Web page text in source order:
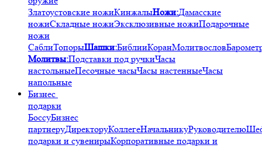
Златоустовские ножиКинжалыНожи:Дамасские
ножиСкладные ножиЭксклюзивные ножиПодарочные
ножи
СаблиТопорыШашки:БиблииКоранМолитвослов
Молитвы:Подставки под ручкиЧасы
настольныеПесочные часыЧасы настенныеЧасы
напольные
Бизнес
подарки
БоссуБизнес
партнеруДиректоруКоллегеНачальникуРуководителю
подарки и сувенирыКорпоративные подарки и